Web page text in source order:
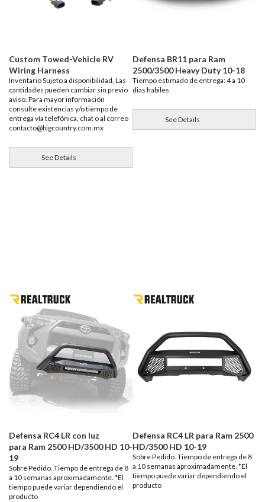
Custom Towed-Vehicle RV
Wiring Harness
Inventario Sujeto a disponibilidad, Las
cantidades pueden cambiar sin previo
aviso. Para mayor información
consulte existencias y/o tiempo de
entrega vía telefónica, chat o al correo
contacto@bigcountry.com.mx
See Details
Defensa BR11 para Ram
2500/3500 Heavy Duty 10-18
Tiempo estimado de entrega: 4 a 10
dias habiles
See Details
Defensa RC4 LR con luz
para Ram 2500 HD/3500 HD 10-
19
Sobre Pedido. Tiempo de entrega de 8
a 10 semanas aproximadamente. *El
tiempo puede variar dependiendo el
producto
Defensa RC4 LR para Ram 2500
HD/3500 HD 10-19
Sobre Pedido. Tiempo de entrega de 8
a 10 semanas aproximadamente. *El
tiempo puede variar dependiendo el
producto